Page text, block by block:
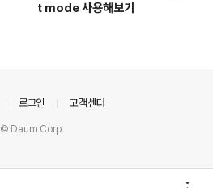
t mode 사용해보기
로그인 고객센터
© Daum Corp.